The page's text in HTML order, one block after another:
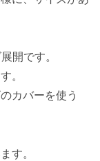
開です。
。
カバーを使う
す。